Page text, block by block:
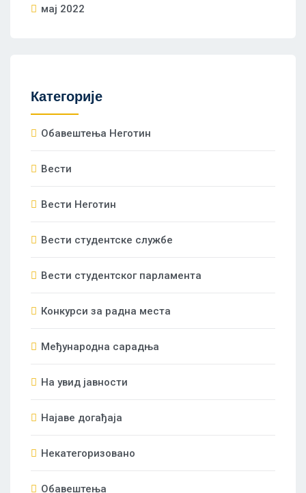
мај 2022
Категорије
Oбавештења Неготин
Вести
Вести Неготин
Вести студентске службе
Вести студентског парламента
Конкурси за радна места
Међународна сарадња
На увид јавности
Најаве догађаја
Некатегоризовано
Обавештења